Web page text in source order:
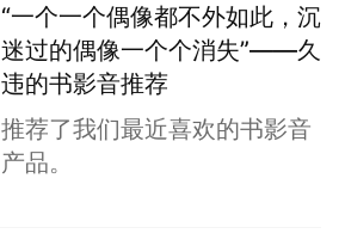
“一个一个偶像都不外如此，沉
迷过的偶像一个个消失”——久
违的书影音推荐
推荐了我们最近喜欢的书影音
产品。